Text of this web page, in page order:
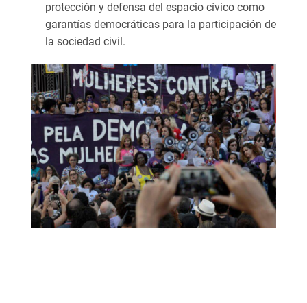
protección y defensa del espacio cívico como
garantías democráticas para la participación de
la sociedad civil.